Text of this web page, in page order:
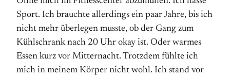
Sport. Ich brauchte allerdings ein paar Jahre, bis ich
nicht mehr überlegen musste, ob der Gang zum
Kühlschrank nach 20 Uhr okay ist. Oder warmes
Essen kurz vor Mitternacht. Trotzdem fühlte ich
mich in meinem Körper nicht wohl. Ich stand vor